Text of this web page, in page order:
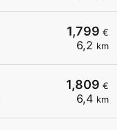
1,799 €
6,2 km
1,809 €
6,4 km